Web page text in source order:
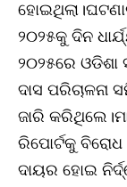
୨୦୨୫କୁ ଦିନ
୨୦୨୫ରେ ଓଡିଶା
ଦାସ
ଜାରି
ରିପୋର୍ଟକୁ ବିରୋଧ
ଦାୟର ହୋଇ